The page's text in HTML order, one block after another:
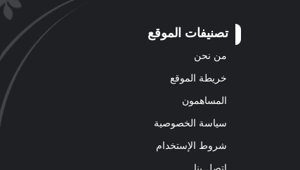
تصنيفات الموقع
من نحن
خريطة الموقع
المساهمون
سياسة الخصوصية
شروط الإستخدام